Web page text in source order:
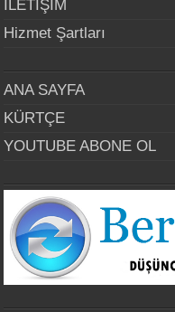
İLETİŞİM
Hizmet Şartları
ANA SAYFA
KÜRTÇE
YOUTUBE ABONE OL